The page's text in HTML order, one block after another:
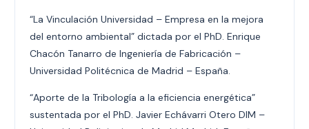
“La Vinculación Universidad – Empresa en la mejora
del entorno ambiental” dictada por el PhD. Enrique
Chacón Tanarro de Ingeniería de Fabricación –
Universidad Politécnica de Madrid – España.
“Aporte de la Tribología a la eficiencia energética”
sustentada por el PhD. Javier Echávarri Otero DIM –